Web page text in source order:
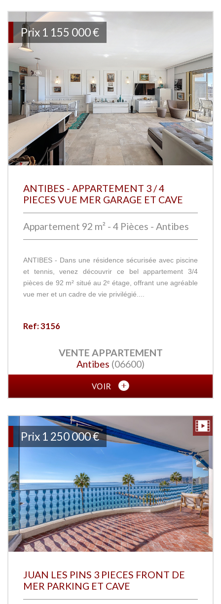
Prix 1 155 000€
ANTIBES - APPARTEMENT 3 / 4
PIECES VUE MER GARAGE ET CAVE
Appartement 92 m² - 4 Pièces - Antibes
ANTIBES - Dans une résidence sécurisée avec piscine
et tennis, venez découvrir ce bel appartement 3/4
pièces de 92 m² situé au 2ᵉ étage, offrant une agréable
vue mer et un cadre de vie privilégié....
Ref: 3156
VENTE APPARTEMENT
Antibes (06600)
VOIR
Prix 1 250 000€
JUAN LES PINS 3 PIECES FRONT DE
MER PARKING ET CAVE